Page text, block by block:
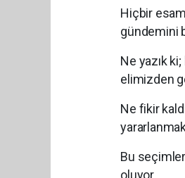
Hiçbir
gündemini
Ne yazık
elimizden
Ne fikir
Bu
oluyor.